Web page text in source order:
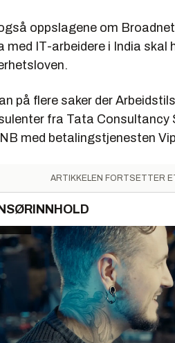
oppslagene om
med IT-arbeidere i India
på flere saker der
fra Tata Consultancy
med betalingstjenesten
ARTIKKELEN FORTSETTER